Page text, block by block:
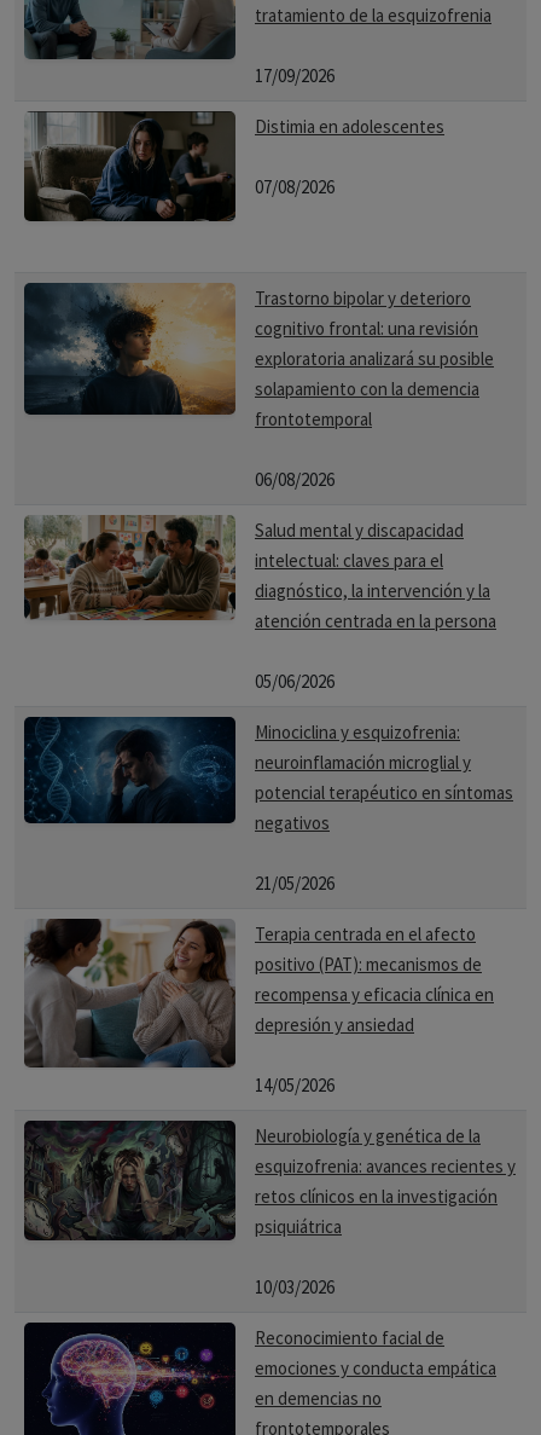
tratamiento de la esquizofrenia
17/09/2026
Distimia en adolescentes
07/08/2026
Trastorno bipolar y deterioro
cognitivo frontal: una revisión
exploratoria analizará su posible
solapamiento con la demencia
frontotemporal
06/08/2026
Salud mental y discapacidad
intelectual: claves para el
diagnóstico, la intervención y la
atención centrada en la persona
05/06/2026
Minociclina y esquizofrenia:
neuroinflamación microglial y
potencial terapéutico en síntomas
negativos
21/05/2026
Terapia centrada en el afecto
positivo (PAT): mecanismos de
recompensa y eficacia clínica en
depresión y ansiedad
14/05/2026
Neurobiología y genética de la
esquizofrenia: avances recientes y
retos clínicos en la investigación
psiquiátrica
10/03/2026
Reconocimiento facial de
emociones y conducta empática
en demencias no
frontotemporales